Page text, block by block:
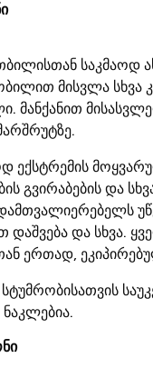
საკმაოდ
მისვლა სხვა
მანქანით
ექსტრემის
გვირაბების და
და სხვა.
ერთად,
სტუმრობისათვის